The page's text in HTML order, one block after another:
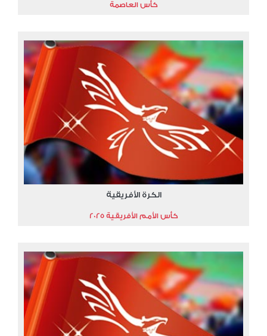
كأس العاصمة
الكرة الأفريقية
كأس الأمم الأفريقية 2025